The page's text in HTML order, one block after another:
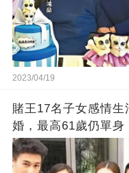
2023/04/19
賭王17名子女感情
婚，最高61歲仍單身